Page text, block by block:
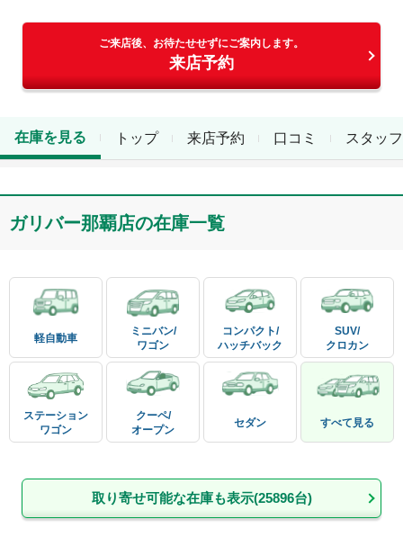
ご来店後、お待たせせずにご案内します。
来店予約
トップ
在庫を見る 来店予約 口コミ スタッフ
ガリバー那覇店の在庫一覧
軽自動車
ミニバン/
ワゴン
コンパクト/
ハッチバック
SUV/
クロカン
ステーション
ワゴン
クーペ/
オープン
セダン すべて見る
取り寄せ可能な在庫も表示(25896台)